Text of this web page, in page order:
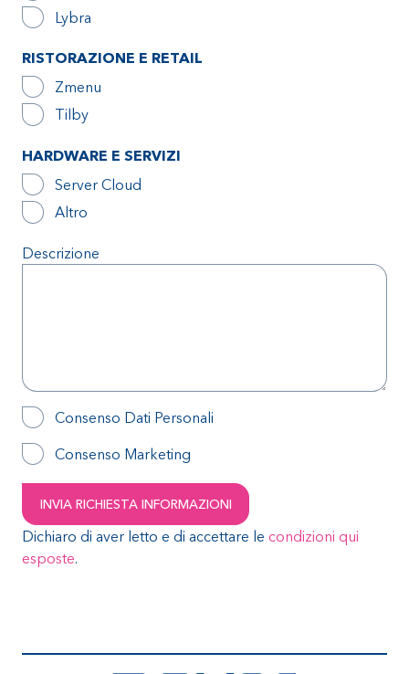
Lybra
RISTORAZIONE E RETAIL
Zmenu
Tilby
HARDWARE E SERVIZI
Server Cloud
Altro
Descrizione
Consenso Dati Personali
Consenso Marketing
Dichiaro di aver letto e di accettare le condizioni qui
esposte.